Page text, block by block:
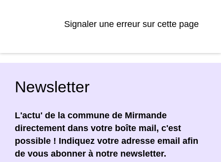
Signaler une erreur sur cette page
Newsletter
L'actu' de la commune de Mirmande
directement dans votre boîte mail, c'est
possible ! Indiquez votre adresse email afin
de vous abonner à notre newsletter.